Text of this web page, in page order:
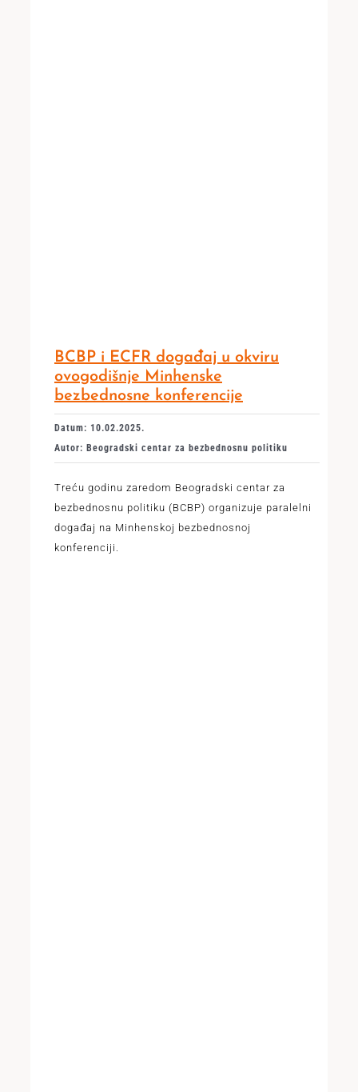
BCBP i ECFR događaj u okviru
ovogodišnje Minhenske
bezbednosne konferencije
Datum: 10.02.2025.
Autor: Beogradski centar za bezbednosnu politiku
Treću godinu zaredom Beogradski centar za
bezbednosnu politiku (BCBP) organizuje paralelni
događaj na Minhenskoj bezbednosnoj
konferenciji.